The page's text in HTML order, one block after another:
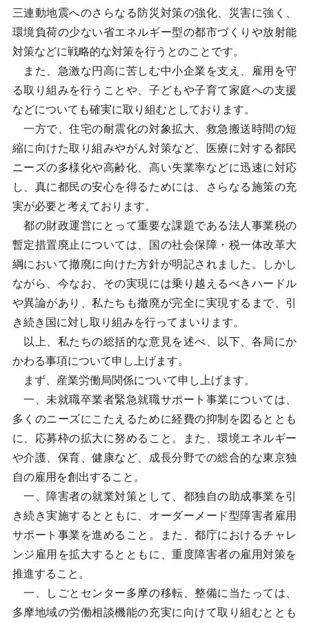
三連動地震へのさらなる防災対策の強化、災害に強く、
環境負荷の少ない省エネルギー型の都市づくりや放射能
対策などに戦略的な対策を行うとのことです。
また、急激な円高に苦しむ中小企業を支え、雇用を守
る取り組みを行うことや、子どもや子育て家庭への支援
などについても確実に取り組むとしております。
一方で、住宅の耐震化の対象拡大、救急搬送時間の短
縮に向けた取り組みやがん対策など、医療に対する都民
ニーズの多様化や高齢化、高い失業率などに迅速に対応
し、真に都民の安心を得るためには、さらなる施策の充
実が必要と考えております。
都の財政運営にとって重要な課題である法人事業税の
暫定措置廃止については、国の社会保障・税一体改革大
綱において撤廃に向けた方針が明記されました。しかし
ながら、今なお、その実現には乗り越えるべきハードル
や異論があり、私たちも撤廃が完全に実現するまで、引
き続き国に対し取り組みを行ってまいります。
以上、私たちの総括的な意見を述べ、以下、各局にか
かわる事項について申し上げます。
まず、産業労働局関係について申し上げます。
一、未就職卒業者緊急就職サポート事業については、
多くのニーズにこたえるために経費の抑制を図るととも
に、応募枠の拡大に努めること。また、環境エネルギー
や介護、保育、健康など、成長分野での総合的な東京独
自の雇用を創出すること。
一、障害者の就業対策として、都独自の助成事業を引
き続き実施するとともに、オーダーメード型障害者雇用
サポート事業を進めること。また、都庁におけるチャレ
ンジ雇用を拡大するとともに、重度障害者の雇用対策を
推進すること。
一、しごとセンター多摩の移転、整備に当たっては、
多摩地域の労働相談機能の充実に向けて取り組むととも